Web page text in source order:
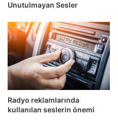
Unutulmayan Sesler
Radyo reklamlarında
kullanılan seslerin önemi